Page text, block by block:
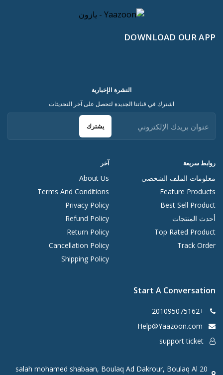
DOWNLOAD OUR APP
روابط سريعة
معلومات الملف الشخصي
Feature Products
Best Sell Product
أحدث المنتجات
Top Rated Product
Track Order
آخر
About Us
Terms And Conditions
Privacy Policy
Refund Policy
Return Policy
Cancellation Policy
Shipping Policy
النشرة الإخبارية
اشترك في قناتنا الجديدة لتحصل على آخر التحديثات
يشترك
Start A Conversation
+201095075162
20 salah mohamed shabaan, Boulaq Ad Dakrour, Boulaq Al